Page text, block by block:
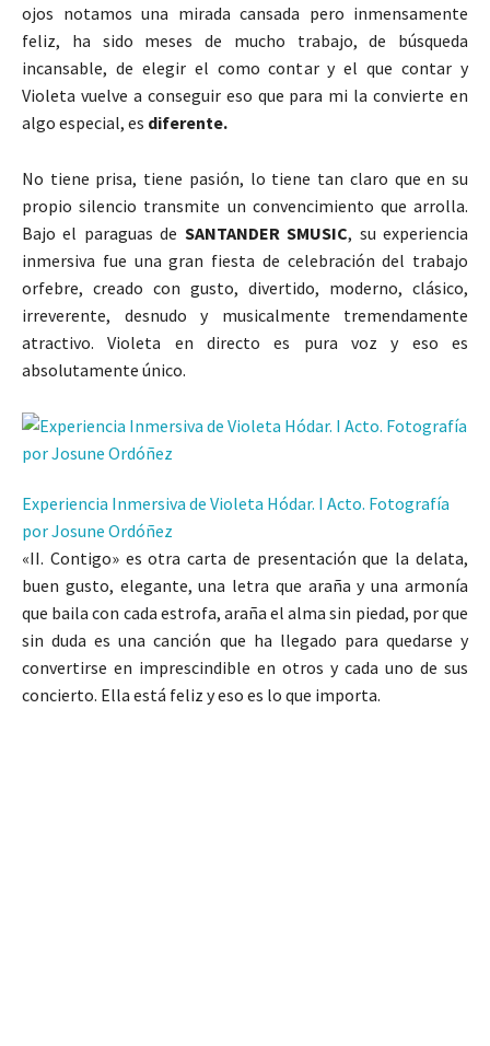
ojos notamos una mirada cansada pero inmensamente
feliz, ha sido meses de mucho trabajo, de búsqueda
incansable, de elegir el como contar y el que contar y
Violeta vuelve a conseguir eso que para mi la convierte en
algo especial, es diferente.
No tiene prisa, tiene pasión, lo tiene tan claro que en su
propio silencio transmite un convencimiento que arrolla.
Bajo el paraguas de SANTANDER SMUSIC, su experiencia
inmersiva fue una gran fiesta de celebración del trabajo
orfebre, creado con gusto, divertido, moderno, clásico,
irreverente, desnudo y musicalmente tremendamente
atractivo. Violeta en directo es pura voz y eso es
absolutamente único.
Experiencia Inmersiva de Violeta Hódar. I Acto. Fotografía
por Josune Ordóñez
«II. Contigo» es otra carta de presentación que la delata,
buen gusto, elegante, una letra que araña y una armonía
que baila con cada estrofa, araña el alma sin piedad, por que
sin duda es una canción que ha llegado para quedarse y
convertirse en imprescindible en otros y cada uno de sus
concierto. Ella está feliz y eso es lo que importa.